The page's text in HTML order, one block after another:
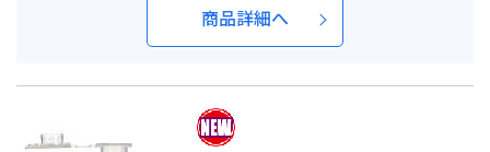
商品詳細へ